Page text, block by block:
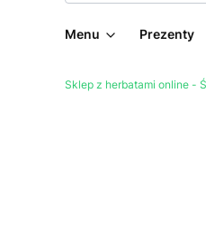
Menu Prezenty
Sklep z herbatami online -